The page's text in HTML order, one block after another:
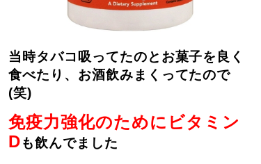
当時タバコ吸ってたのとお菓子を良く
食べたり、お酒飲みまくってたので
(笑)
免疫力強化のためにビタミン
Dも飲んでました